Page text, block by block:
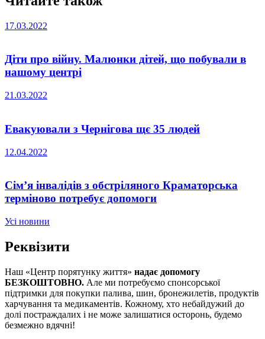
17.03.2022
Діти про війну. Малюнки дітей, що побували в
нашому центрі
21.03.2022
Евакуювали з Чернігова щє 35 людей
12.04.2022
Сім’я інвалідів з обстріляного Краматорська
терміново потребує допомоги
Усі новини
Реквізити
Наш «Центр порятунку життя» надає допомогу
БЕЗКОШТОВНО. Але ми потребуємо спонсорської
підтримки для покупки палива, шин, бронежилетів, продуктів
харчування та медикаментів. Кожному, хто небайдужий до
долі постраждалих і не може залишатися осторонь, будемо
безмежно вдячні!